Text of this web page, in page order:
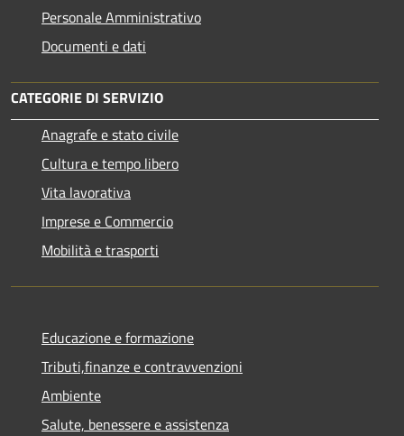
Personale Amministrativo
Documenti e dati
CATEGORIE DI SERVIZIO
Anagrafe e stato civile
Cultura e tempo libero
Vita lavorativa
Imprese e Commercio
Mobilità e trasporti
Educazione e formazione
Tributi,finanze e contravvenzioni
Ambiente
Salute, benessere e assistenza